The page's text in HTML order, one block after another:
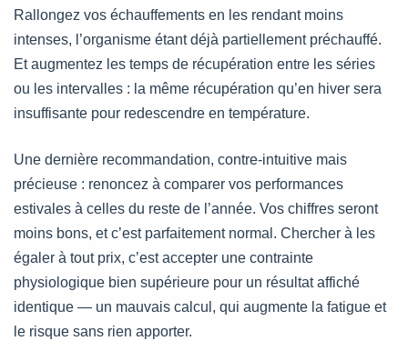
Rallongez vos échauffements en les rendant moins
intenses, l’organisme étant déjà partiellement préchauffé.
Et augmentez les temps de récupération entre les séries
ou les intervalles : la même récupération qu’en hiver sera
insuffisante pour redescendre en température.
Une dernière recommandation, contre-intuitive mais
précieuse : renoncez à comparer vos performances
estivales à celles du reste de l’année. Vos chiffres seront
moins bons, et c’est parfaitement normal. Chercher à les
égaler à tout prix, c’est accepter une contrainte
physiologique bien supérieure pour un résultat affiché
identique — un mauvais calcul, qui augmente la fatigue et
le risque sans rien apporter.